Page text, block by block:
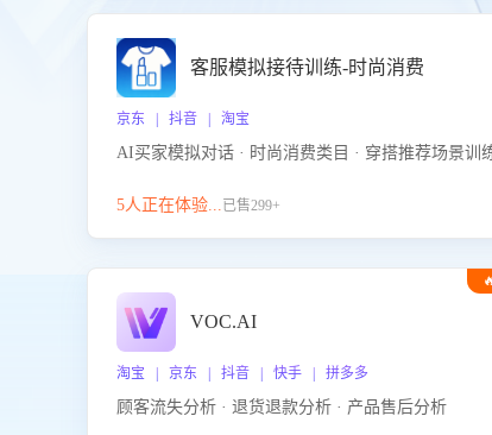
客服模拟接待训练-时尚消费
京东 | 抖音 | 淘宝
AI买家模拟对话 · 时尚消费类目 · 穿搭推荐场景训
5人正在体验...已售299+
VOC.AI
淘宝 | 京东 | 抖音 | 快手 | 拼多多
顾客流失分析 · 退货退款分析 · 产品售后分析